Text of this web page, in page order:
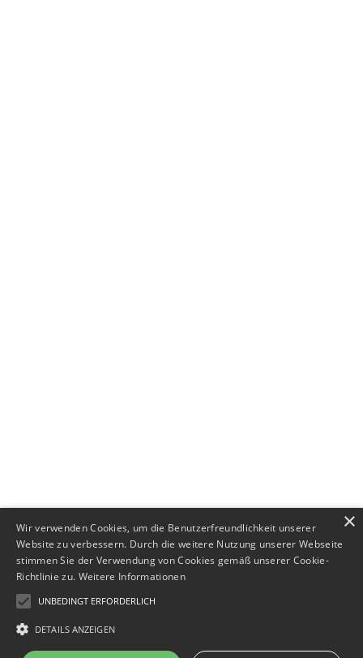
Impressum
×
Wir verwenden Cookies, um die Benutzerfreundlichkeit unserer
Website zu verbessern. Durch die weitere Nutzung unserer Webseite
stimmen Sie der Verwendung von Cookies gemäß unserer Cookie-
Richtlinie zu. Weitere Informationen
UNBEDINGT ERFORDERLICH
DETAILS ANZEIGEN